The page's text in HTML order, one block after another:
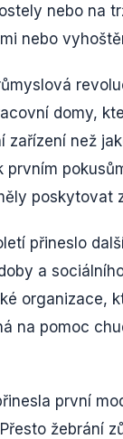
nebo na
nebo
domy,
zařízení než
prvním
poskytovat
přineslo
a
organizace,
na pomoc
první
žebrání